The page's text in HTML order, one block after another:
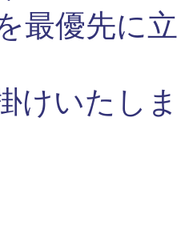
最優先に
けいたし